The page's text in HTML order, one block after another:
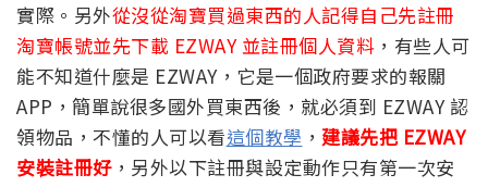
實際。另外從沒從淘寶買過東西的人記得自己先註冊
淘寶帳號並先下載 EZWAY 並註冊個人資料 ，有些人可
能不知道什麼是 EZWAY，它是一個政府要求的報關
APP，簡單說很多國外買東西後，就必須到 EZWAY 認
領物品，不懂的人可以看這個教學 ， 建議先把 EZWAY
安裝註冊好，另外以下註冊與設定動作只有第一次安